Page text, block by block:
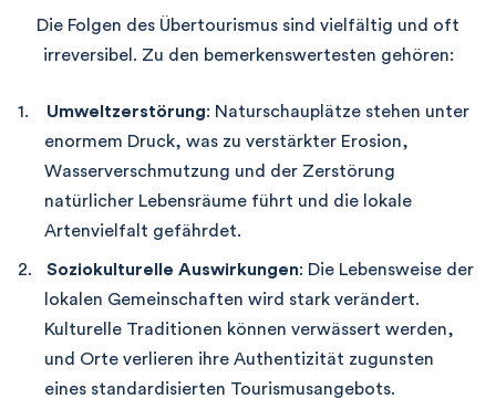
Die Folgen des Übertourismus sind vielfältig und oft
irreversibel. Zu den bemerkenswertesten gehören:
Umweltzerstörung: Naturschauplätze stehen unter
enormem Druck, was zu verstärkter Erosion,
Wasserverschmutzung und der Zerstörung
natürlicher Lebensräume führt und die lokale
Artenvielfalt gefährdet.
Soziokulturelle Auswirkungen: Die Lebensweise der
lokalen Gemeinschaften wird stark verändert.
Kulturelle Traditionen können verwässert werden,
und Orte verlieren ihre Authentizität zugunsten
eines standardisierten Tourismusangebots.